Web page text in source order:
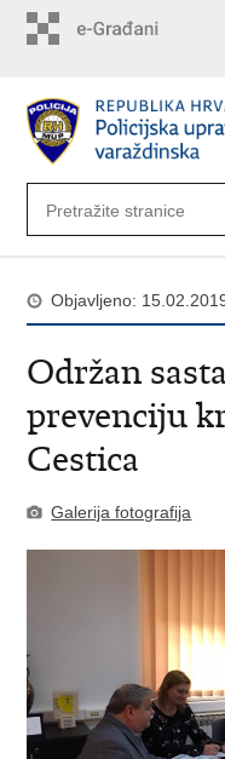
Objavljeno:
Održan
prevenciju
Cestica
Galerija fotografija